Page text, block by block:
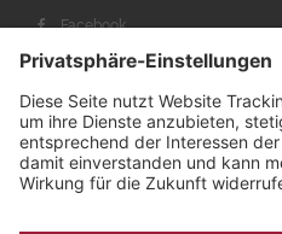
Facebook
Instagram
Youtube